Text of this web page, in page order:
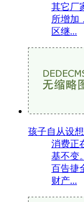
其它厂
所增加
区继...
孩子自从设
消费正
基不变
百告捷
财产...